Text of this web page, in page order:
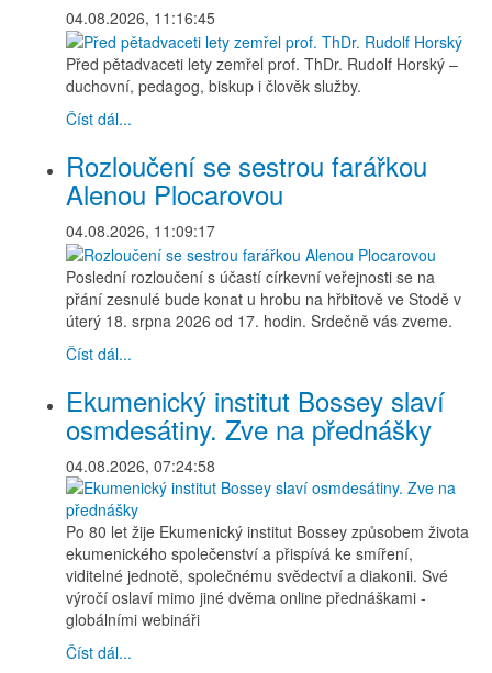
04.08.2026, 11:16:45
Před pětadvaceti lety zemřel prof. ThDr. Rudolf Horský –
duchovní, pedagog, biskup i člověk služby.
Číst dál...
Rozloučení se sestrou farářkou
Alenou Plocarovou
04.08.2026, 11:09:17
Poslední rozloučení s účastí církevní veřejnosti se na
přání zesnulé bude konat u hrobu na hřbitově ve Stodě v
úterý 18. srpna 2026 od 17. hodin. Srdečně vás zveme.
Číst dál...
Ekumenický institut Bossey slaví
osmdesátiny. Zve na přednášky
04.08.2026, 07:24:58
Po 80 let žije Ekumenický institut Bossey způsobem života
ekumenického společenství a přispívá ke smíření,
viditelné jednotě, společnému svědectví a diakonii. Své
výročí oslaví mimo jiné dvěma online přednáškami -
globálními webináři
Číst dál...